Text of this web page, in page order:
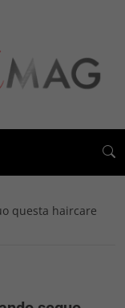
questa haircare